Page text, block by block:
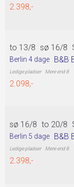
2.398,-
to 13/8 sø 16/8
Berlin 4 dage B&B
Mere end 8
2.098,-
sø 16/8 to 20/8
Berlin 5 dage B&B
Mere end 8
2.398,-